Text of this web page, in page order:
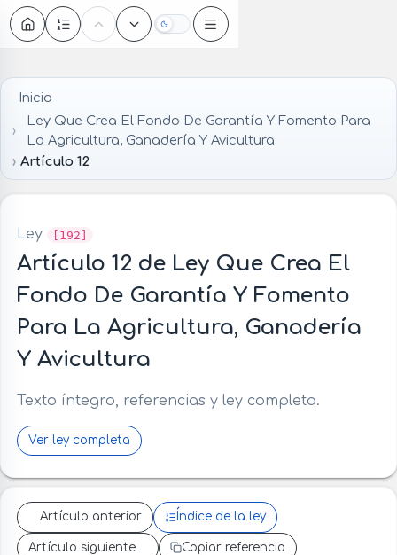
Oscuro
Inicio
Ley Que Crea El Fondo De Garantía Y Fomento Para
La Agricultura, Ganadería Y Avicultura
Artículo 12
Ley [192]
Artículo 12 de Ley Que Crea El
Fondo De Garantía Y Fomento
Para La Agricultura, Ganadería
Y Avicultura
Texto íntegro, referencias y ley completa.
Ver ley completa
Artículo anterior Índice de la ley
Artículo siguiente Copiar referencia